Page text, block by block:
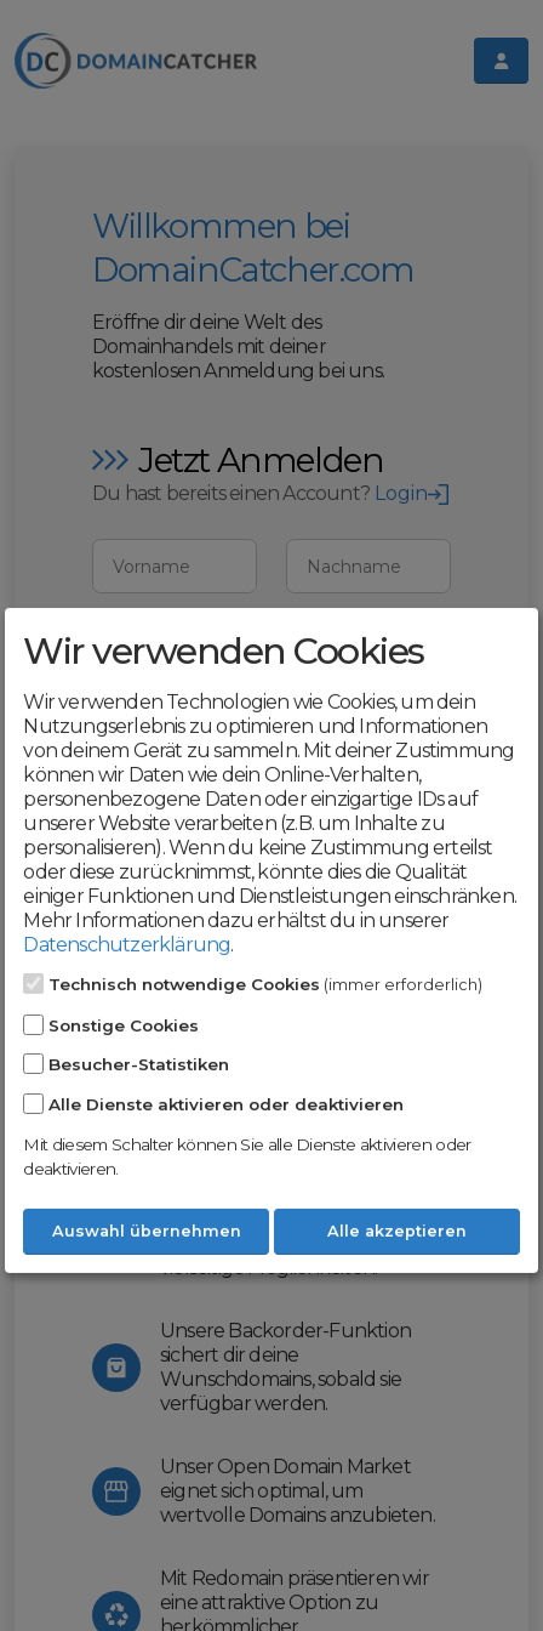
Willkommen bei
DomainCatcher.com
Eröffne dir deine Welt des
Domainhandels mit deiner
kostenlosen Anmeldung bei uns.
Jetzt Anmelden
Du hast bereits einen Account? Login
Vorname Nachname
E-Mail
Mit deiner Registrierung bestätigst du,
dass du dieAGBund
Datenschutzerklärung akzeptierst
Weiter
Werde jetzt Teil der
DomainCatcher-
Community!
Nutze unsere Erfahrung und profitiere
erleichtern wir dir den
Domainhandel und bieten dir
vielseitige Möglichkeiten.
Unsere Backorder-Funktion
sichert dir deine
Wunschdomains, sobald sie
verfügbar werden.
Unser Open Domain Market
eignet sich optimal, um
wertvolle Domains anzubieten.
Mit Redomain präsentieren wir
eine attraktive Option zu
Wir verwenden Cookies
Wir verwenden Technologien wie Cookies, um dein
Nutzungserlebnis zu optimieren und Informationen
von deinem Gerät zu sammeln. Mit deiner Zustimmung
können wir Daten wie dein Online-Verhalten,
personenbezogene Daten oder einzigartige IDs auf
unserer Website verarbeiten (z.B. um Inhalte zu
personalisieren). Wenn du keine Zustimmung erteilst
oder diese zurücknimmst, könnte dies die Qualität
einiger Funktionen und Dienstleistungen einschränken.
Mehr Informationen dazu erhältst du in unserer
Datenschutzerklärung.
Technisch notwendige Cookies (immer erforderlich)
Sonstige Cookies
Besucher-Statistiken
Alle Dienste aktivieren oder deaktivieren
Mit diesem Schalter können Sie alle Dienste aktivieren oder
deaktivieren.
Auswahl übernehmen Alle akzeptieren